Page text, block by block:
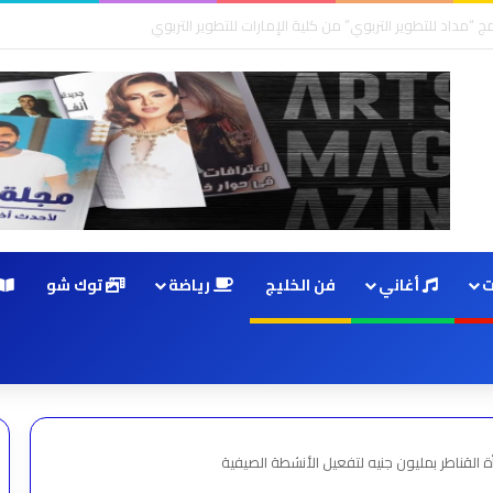
أغاني فن الخليج رياضة توك شو